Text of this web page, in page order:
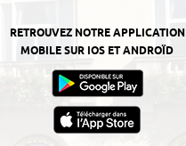
RETROUVEZ NOTRE APPLICATION
MOBILE SUR IOS ET ANDROÏD